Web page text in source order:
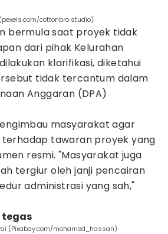
cottonbro studio)
bermula saat proyek tidak
dari pihak Kelurahan
klarifikasi, diketahui
tidak tercantum dalam
Anggaran (DPA)
masyarakat agar
tawaran proyek yang
resmi. "Masyarakat juga
tergiur oleh janji pencairan
administrasi yang sah,"
tegas
(Pixabay.com/mohamed_hassan)